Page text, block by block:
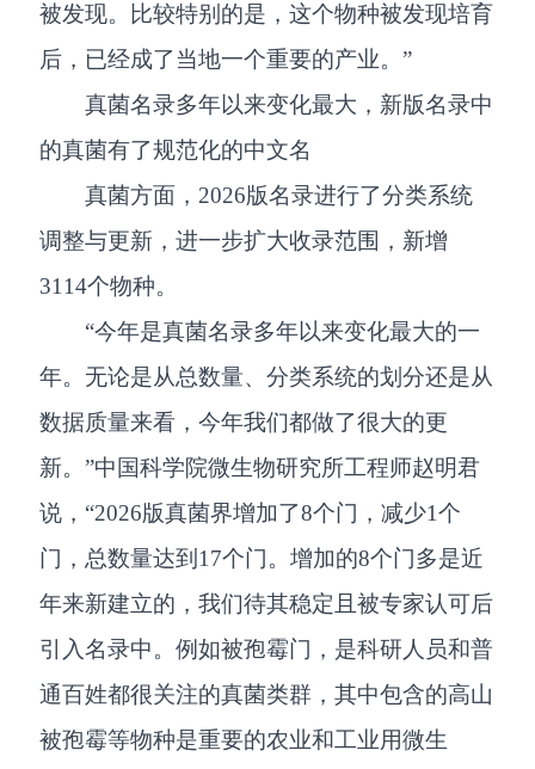
被发现。比较特别的是，这个物种被发现培育
后，已经成了当地一个重要的产业。”
真菌名录多年以来变化最大，新版名录中
的真菌有了规范化的中文名
真菌方面，2026版名录进行了分类系统
调整与更新，进一步扩大收录范围，新增
3114个物种。
“今年是真菌名录多年以来变化最大的一
年。无论是从总数量、分类系统的划分还是从
数据质量来看，今年我们都做了很大的更
新。”中国科学院微生物研究所工程师赵明君
说，“2026版真菌界增加了8个门，减少1个
门，总数量达到17个门。增加的8个门多是近
年来新建立的，我们待其稳定且被专家认可后
引入名录中。例如被孢霉门，是科研人员和普
通百姓都很关注的真菌类群，其中包含的高山
被孢霉等物种是重要的农业和工业用微生